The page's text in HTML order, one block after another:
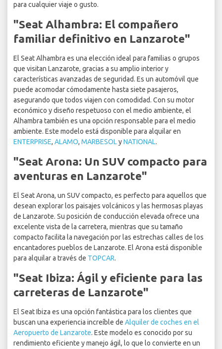
para cualquier viaje o gusto.
"Seat Alhambra: El compañero
familiar definitivo en Lanzarote"
El Seat Alhambra es una elección ideal para familias o grupos
que visitan Lanzarote, gracias a su amplio interior y
características avanzadas de seguridad. Es un automóvil que
puede acomodar cómodamente hasta siete pasajeros,
asegurando que todos viajen con comodidad. Con su motor
económico y diseño respetuoso con el medio ambiente, el
Alhambra también es una opción responsable para el medio
ambiente. Este modelo está disponible para alquilar en
ENTERPRISE, ALAMO, MARBESOLyNATIONAL.
"Seat Arona: Un SUV compacto para
aventuras en Lanzarote"
El Seat Arona, un SUV compacto, es perfecto para aquellos que
desean explorar los paisajes volcánicos y las hermosas playas
de Lanzarote. Su posición de conducción elevada ofrece una
excelente vista de la carretera, mientras que su tamaño
compacto facilita la navegación por las estrechas calles de los
encantadores pueblos de Lanzarote. El Arona está disponible
para alquilar a través de TOPCAR.
"Seat Ibiza: Ágil y eficiente para las
carreteras de Lanzarote"
El Seat Ibiza es una opción fantástica para los clientes que
buscan una experiencia increíble de Alquiler de coches en el
Aeropuerto de Lanzarote. Este modelo es conocido por su
rendimiento eficiente y manejo ágil, lo que lo convierte en un